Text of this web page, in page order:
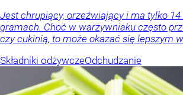
Jest chrupiący, orzeźwiający i ma tylko
gramach. Choć w warzywniaku często
czy cukinią, to może okazać się lepszym
Składniki odżywczeOdchudzanie